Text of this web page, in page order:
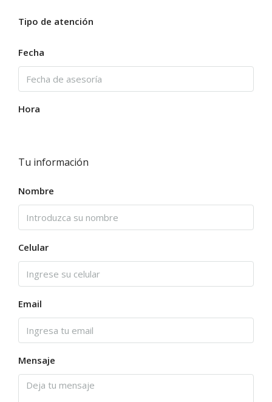
Tipo de atención
Fecha
Hora
Tu información
Nombre
Celular
Email
Mensaje